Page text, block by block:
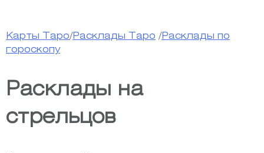
Карты Таро/ Расклады Таро / Расклады по
гороскопу
Расклады на
стрельцов